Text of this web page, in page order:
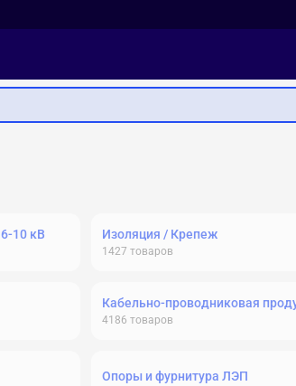
10 кВ Изоляция / Крепеж
1427 товаров
Кабельно-проводниковая
4186 товаров
Опоры и фурнитура ЛЭП